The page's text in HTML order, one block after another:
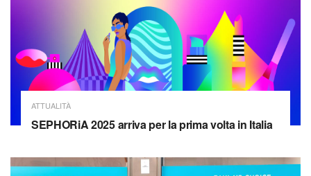
ATTUALITÀ
SEPHORiA 2025 arriva per la prima volta in Italia